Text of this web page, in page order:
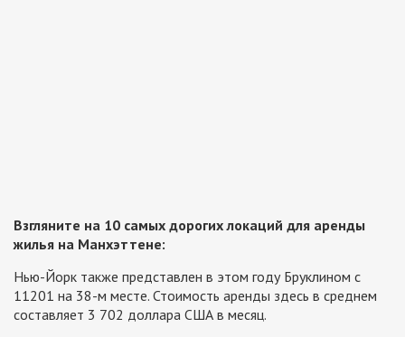
Взгляните на 10 самых дорогих локаций для аренды
жилья на Манхэттене:
Нью-Йорк также представлен в этом году Бруклином с
11201 на 38-м месте. Стоимость аренды здесь в среднем
составляет 3 702 доллара США в месяц.